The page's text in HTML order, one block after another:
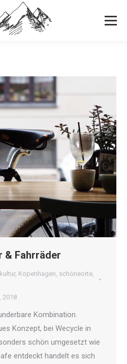
& Fahrräder
, Kopenhagen schöneorte
2018
Kombination.
Konzept, bei Wecycle in
schön umgesetzt wie
entdeckt handelt es sich